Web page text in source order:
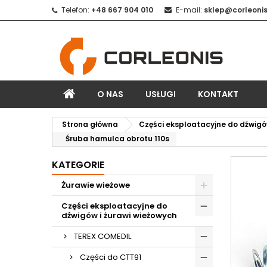
Telefon: +48 667 904 010 E-mail:
O NAS USŁUGI KONTAKT
Strona główna Części eksploatacyjne do
Śruba hamulca obrotu 110s
KATEGORIE
Żurawie wieżowe
Części eksploatacyjne do
dźwigów i żurawi wieżowych
TEREX COMEDIL
Części do CTT91